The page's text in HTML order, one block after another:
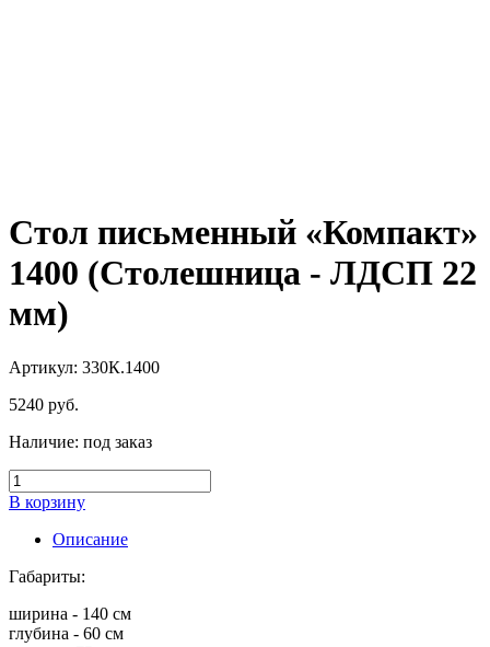
Стол письменный «Компакт»
1400 (Столешница - ЛДСП 22
мм)
Артикул: 330К.1400
5240 руб.
Наличие: под заказ
В корзину
Описание
Габариты:
ширина - 140 см
глубина - 60 см